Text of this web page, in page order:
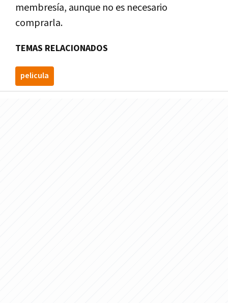
membresía, aunque no es necesario
comprarla.
TEMAS RELACIONADOS
pelicula